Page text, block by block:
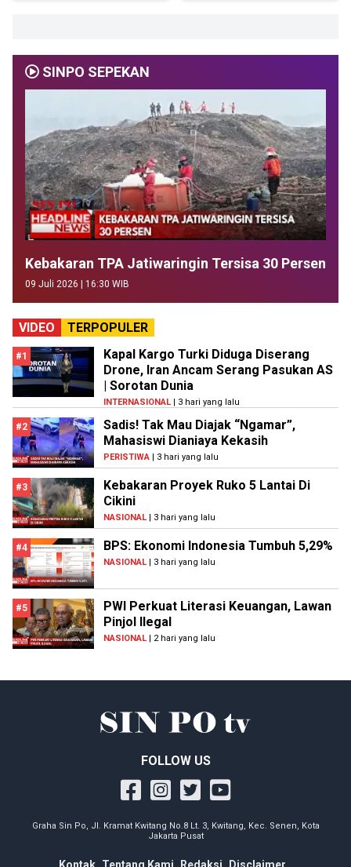
SINPO SEPEKAN
Kebakaran TPA Jatiwaringin Tersisa 30 Persen
09 Juli 2026 | 16:30 WIB
VIDEO TERPOPULER
#1
Kapal Kargo Turki Diduga Diserang
Drone, Iran Ancam Serang Pasukan AS
| Sorotan Dunia
INTERNASIONAL | 3 hari yang lalu
#2
Sadis! Tak Mau Diajak “Ngamar”,
Mahasiswi Dianiaya Kekasih
PERISTIWA | 3 hari yang lalu
#3
Kebakaran Proyek Ruko 5 Lantai Di
Cikini
NASIONAL | 3 hari yang lalu
#4 BPS: Ekonomi Indonesia Tumbuh 5,29%
NASIONAL | 3 hari yang lalu
#5
PWI Perkuat Literasi Keuangan, Lawan
Pinjol Ilegal
NASIONAL | 2 hari yang lalu
FOLLOW US
Graha Sin Po, Jl. Kramat Kwitang No.8 Lt. 3, Kwitang, Kec. Senen, Kota
Jakarta Pusat